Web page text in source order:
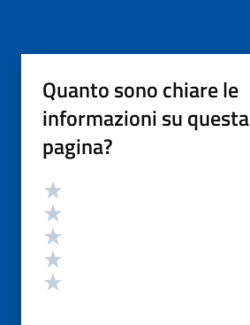
Quanto sono chiare le
informazioni su questa
pagina?
Valutazione